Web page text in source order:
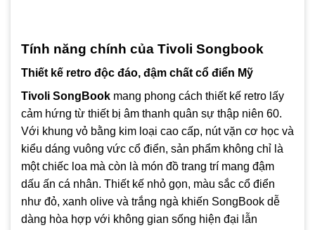
Tính năng chính của Tivoli Songbook
Thiết kế retro độc đáo, đậm chất cổ điển Mỹ
Tivoli SongBook mang phong cách thiết kế retro lấy
cảm hứng từ thiết bị âm thanh quân sự thập niên 60.
Với khung vỏ bằng kim loại cao cấp, nút vặn cơ học và
kiểu dáng vuông vức cổ điển, sản phẩm không chỉ là
một chiếc loa mà còn là món đồ trang trí mang đậm
dấu ấn cá nhân. Thiết kế nhỏ gọn, màu sắc cổ điển
như đỏ, xanh olive và trắng ngà khiến SongBook dễ
dàng hòa hợp với không gian sống hiện đại lẫn